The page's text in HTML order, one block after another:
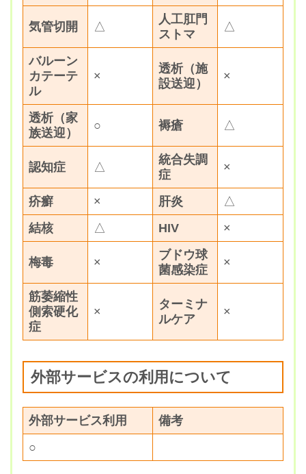
気管切開 △
人工肛門
ストマ
△
バルーン
カテーテ
ル
×
透析（施
設送迎）
×
透析（家
族送迎）
○ 褥瘡 △
認知症 △
統合失調
症
×
疥癬 × 肝炎
△
結核
△ HIV ×
梅毒 ×
ブドウ球
菌感染症
×
筋萎縮性
側索硬化
症
×
ターミナ
ルケア
×
外部サービスの利用について
外部サービス利用
備考
○